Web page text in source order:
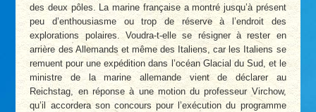
des deux pôles. La marine française a montré jusqu’à présent
peu d’enthousiasme ou trop de réserve à l’endroit des
explorations polaires. Voudra-t-elle se résigner à rester en
arrière des Allemands et même des Italiens, car les Italiens se
remuent pour une expédition dans l’océan Glacial du Sud, et le
ministre de la marine allemande vient de déclarer au
Reichstag, en réponse à une motion du professeur Virchow,
qu’il accordera son concours pour l’exécution du programme